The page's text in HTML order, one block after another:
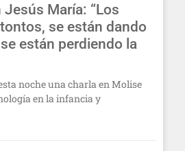
María: “Los
se están dando
están perdiendo la
noche una charla en Molise
en la infancia y